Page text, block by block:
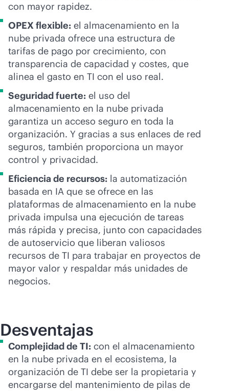
con mayor rapidez.
OPEX flexible: el almacenamiento en la
nube privada ofrece una estructura de
tarifas de pago por crecimiento, con
transparencia de capacidad y costes, que
alinea el gasto en TI con el uso real.
Seguridad fuerte: el uso del
almacenamiento en la nube privada
garantiza un acceso seguro en toda la
organización. Y gracias a sus enlaces de red
seguros, también proporciona un mayor
control y privacidad.
Eficiencia de recursos: la automatización
basada en IA que se ofrece en las
plataformas de almacenamiento en la nube
privada impulsa una ejecución de tareas
más rápida y precisa, junto con capacidades
de autoservicio que liberan valiosos
recursos de TI para trabajar en proyectos de
mayor valor y respaldar más unidades de
negocios.
Desventajas
Complejidad de TI: con el almacenamiento
en la nube privada en el ecosistema, la
organización de TI debe ser la propietaria y
encargarse del mantenimiento de pilas de